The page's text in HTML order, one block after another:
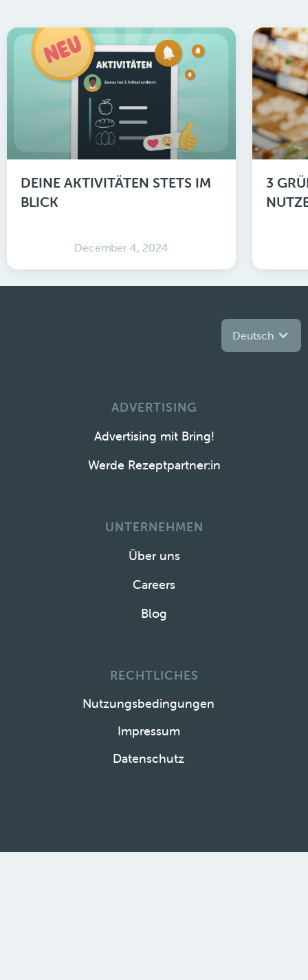
DEINE AKTIVITÄTEN STETS IM
BLICK
December 4, 2024
3
Deutsch
ADVERTISING
Advertising mit Bring!
Werde Rezeptpartner:in
UNTERNEHMEN
Über uns
Careers
Blog
RECHTLICHES
Nutzungsbedingungen
Impressum
Datenschutz